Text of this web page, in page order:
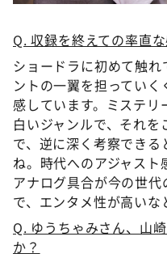
Q. 収録を終えての率直な
ショードラに初めて触
ントの一翼を担ってい
感しています。ミステ
白いジャンルで、それ
で、逆に深く考察でき
ね。時代へのアジャス
アナログ具合が今の世
で、エンタメ性が高いな
Q. ゆうちゃみさん、山
か？